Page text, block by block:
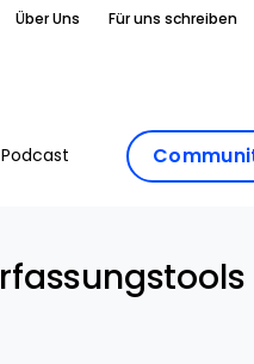
Über Uns Für uns schreiben
Podcast